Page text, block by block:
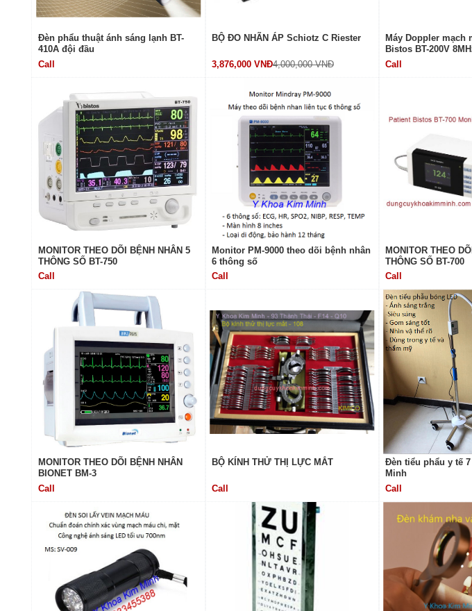
Đèn phẩu thuật ánh sáng lạnh BT-
410A đội đầu
Call
BỘ ĐO NHÃN ÁP Schiotz C Riester
3,876,000 VNĐ4,000,000 VNĐ
Máy Doppler mạch
Bistos BT-200V
Call
MONITOR THEO DÕI BỆNH NHÂN 5
THÔNG SỐ BT-750
Call
Monitor PM-9000 theo dõi bệnh nhân
6 thông số
Call
MONITOR THEO
THÔNG SỐ BT-700
Call
MONITOR THEO DÕI BỆNH NHÂN
BIONET BM-3
Call
BỘ KÍNH THỬ THỊ LỰC MẮT
Call
Đèn tiểu phẩu y tế
Minh
Call